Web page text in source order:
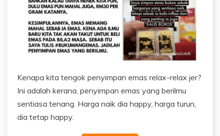
Kenapa kita tengok penyimpan emas relax-relax jer?
Ini adalah kerana, penyimpan emas yang berilmu
sentiasa tenang. Harga naik dia happy, harga turun,
dia tetap happy.